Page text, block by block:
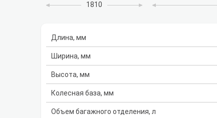
1810
Длина, мм
Ширина, мм
Высота, мм
Колесная база, мм
Объем багажного отделения, л